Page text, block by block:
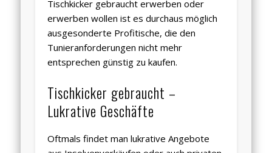
Tischkicker gebraucht erwerben oder
erwerben wollen ist es durchaus möglich
ausgesonderte Profitische, die den
Tunieranforderungen nicht mehr
entsprechen günstig zu kaufen.
Tischkicker gebraucht –
Lukrative Geschäfte
Oftmals findet man lukrative Angebote